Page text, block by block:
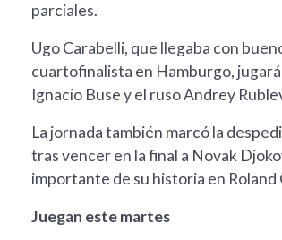
parciales.
Ugo Carabelli, que llegaba con
cuartofinalista en Hamburgo,
Ignacio Buse y el ruso Andrey
La jornada también marcó la
tras vencer en la final a Novak
importante de su historia en Roland
Juegan este martes